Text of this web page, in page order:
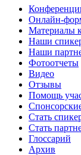
Онлайн-
Материалы
Наши
Наши
Фотоотчеты
Видео
Отзывы
Помощь
Стать
Стать
Глоссарий
Архив